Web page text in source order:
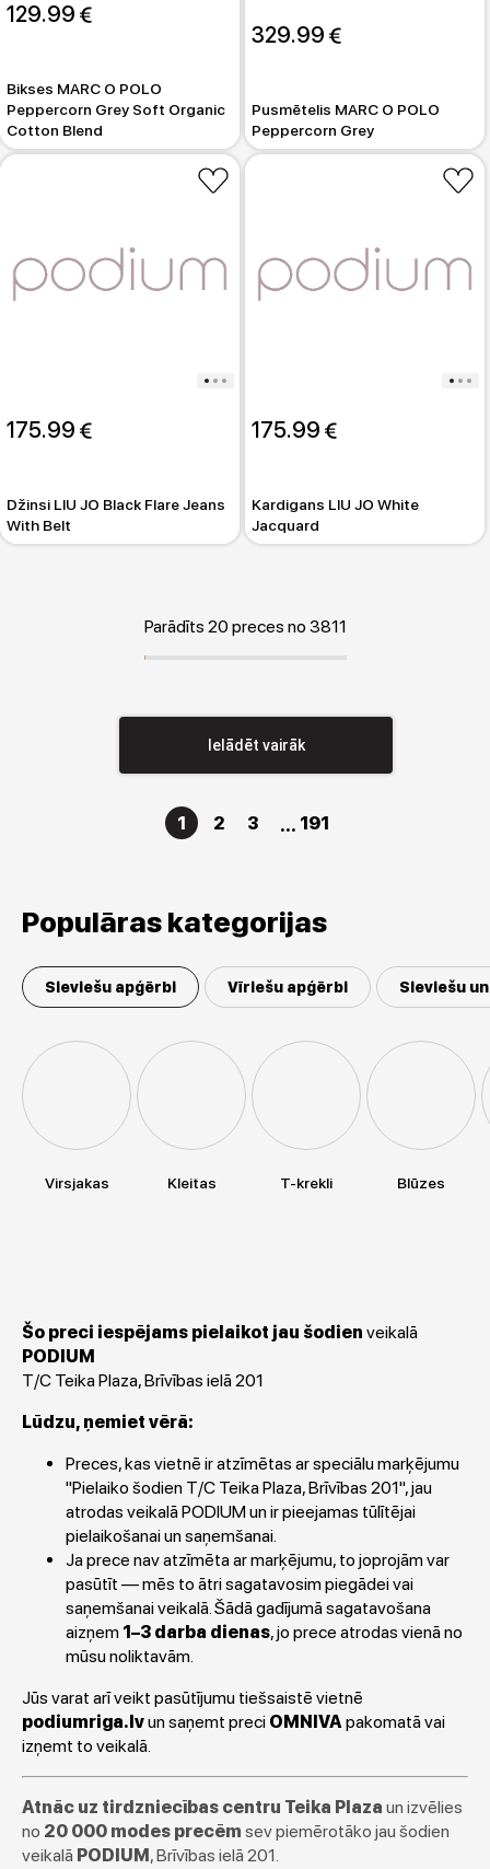
129.99
Bikses MARC O POLO
Peppercorn Grey Soft Organic
Cotton Blend
329.99
Pusmētelis MARC O POLO
Peppercorn Grey
175.99
Džinsi LIU JO Black Flare Jeans
With Belt
175.99
Kardigans LIU JO White
Jacquard
Parādīts 20 preces no 3811
Ielādēt vairāk
1 2 3 191
Populāras kategorijas
Sieviešu apģērbi Vīriešu apģērbi Sieviešu
Virsjakas Kleitas T-krekli Blūzes
Šo preci iespējams pielaikot jau šodien veikalā
PODIUM
T/C Teika Plaza, Brīvības ielā 201
Lūdzu, ņemiet vērā:
Preces, kas vietnē ir atzīmētas ar speciālu marķējumu
"Pielaiko šodien T/C Teika Plaza, Brīvības 201", jau
atrodas veikalā PODIUM un ir pieejamas tūlītējai
pielaikošanai un saņemšanai.
Ja prece nav atzīmēta ar marķējumu, to joprojām var
pasūtīt — mēs to ātri sagatavosim piegādei vai
saņemšanai veikalā. Šādā gadījumā sagatavošana
aizņem 1–3 darba dienas, jo prece atrodas vienā no
mūsu noliktavām.
Jūs varat arī veikt pasūtījumu tiešsaistē vietnē
podiumriga.lvun saņemt preci OMNIVApakomatā vai
izņemt to veikalā.
Atnāc uz tirdzniecības centru Teika Plaza un izvēlies
no 20 000 modes precēm sev piemērotāko jau šodien
veikalā PODIUM, Brīvības ielā 201.